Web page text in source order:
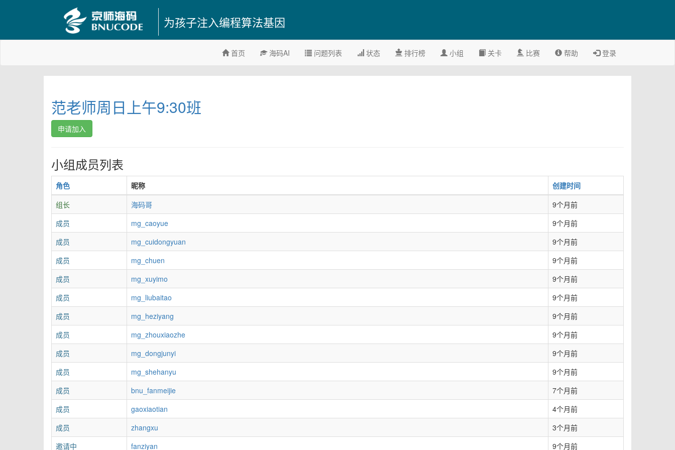
为孩子注入编程算法基因
首页 海码AI 问题列表 状态 排行榜 小组 关卡 比赛 帮助 登录
范老师周日上午9:30班
申请加入
小组成员列表
角色 昵称
创建时间
组长
海码哥
9个月前
成员
mg_caoyue
9个月前
成员
mg_cuidongyuan
9个月前
成员
mg_chuen
9个月前
成员
mg_xuyimo
9个月前
成员
mg_liubaitao
9个月前
成员
mg_heziyang
9个月前
成员
mg_zhouxiaozhe
9个月前
成员
mg_dongjunyi
9个月前
成员
mg_shehanyu
9个月前
成员
bnu_fanmeijie
7个月前
成员
gaoxiaotian
4个月前
成员
zhangxu
3个月前
邀请中
fanziyan 9个月前